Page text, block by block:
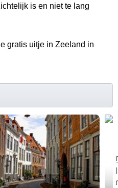
is en niet te lang
gratis uitje in Zeeland in